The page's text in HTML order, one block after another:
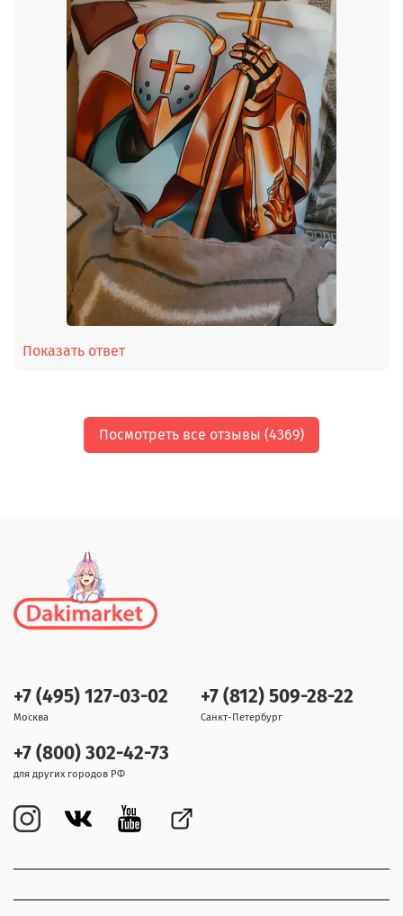
Показать ответ
Посмотреть все отзывы (4369)
+7 (495) 127-03-02
Москва
+7 (812) 509-28-22
Санкт-Петербург
+7 (800) 302-42-73
для других городов РФ